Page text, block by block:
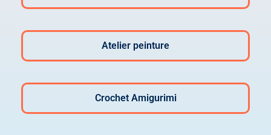
Atelier peinture
Crochet Amigurimi